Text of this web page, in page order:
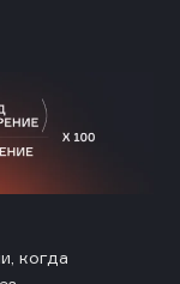
когда